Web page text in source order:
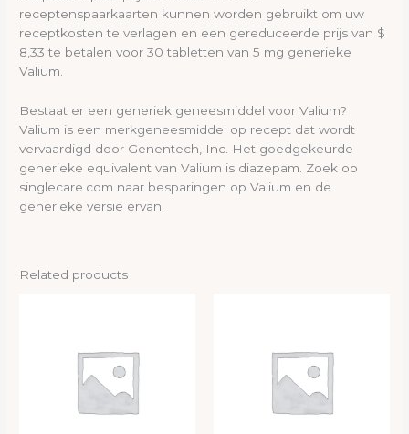
receptenspaarkaarten kunnen worden gebruikt om uw
receptkosten te verlagen en een gereduceerde prijs van $
8,33 te betalen voor 30 tabletten van 5 mg generieke
Valium.
Bestaat er een generiek geneesmiddel voor Valium?
Valium is een merkgeneesmiddel op recept dat wordt
vervaardigd door Genentech, Inc. Het goedgekeurde
generieke equivalent van Valium is diazepam. Zoek op
singlecare.com naar besparingen op Valium en de
generieke versie ervan.
Related products